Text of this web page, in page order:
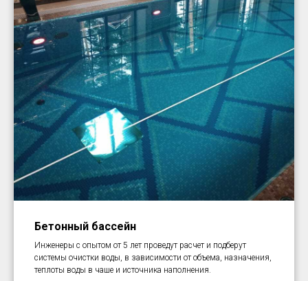
Бетонный бассейн
Инженеры с опытом от 5 лет проведут расчет и подберут
системы очистки воды, в зависимости от объема, назначения,
теплоты воды в чаше и источника наполнения.